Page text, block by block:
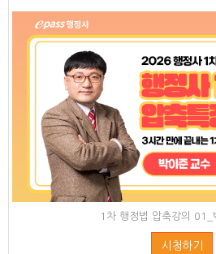
1차 행정법 압축강의 01_
시청하기